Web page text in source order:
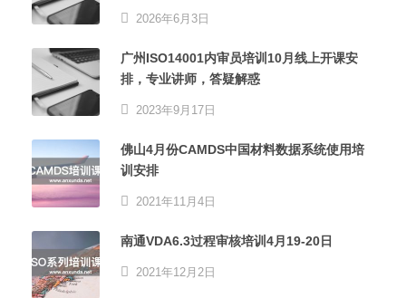
2026年6月3日
广州ISO14001内审员培训10月线上开课安
排，专业讲师，答疑解惑
2023年9月17日
佛山4月份CAMDS中国材料数据系统使用培
训安排
2021年11月4日
南通VDA6.3过程审核培训4月19-20日
2021年12月2日